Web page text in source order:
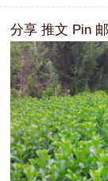
分享 推文 Pin